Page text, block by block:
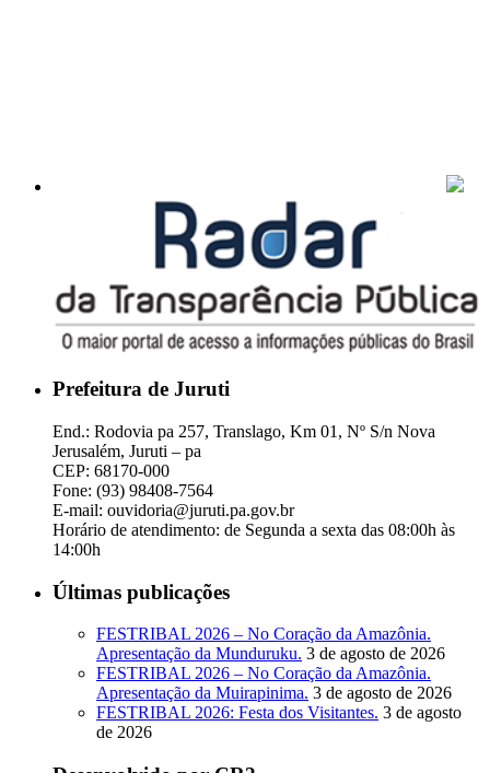
Prefeitura de Juruti
End.: Rodovia pa 257, Translago, Km 01, Nº S/n Nova
Jerusalém, Juruti – pa
CEP: 68170-000
Fone: (93) 98408-7564
E-mail: ouvidoria@juruti.pa.gov.br
Horário de atendimento: de Segunda a sexta das 08:00h às
14:00h
Últimas publicações
FESTRIBAL 2026 – No Coração da Amazônia.
Apresentação da Munduruku. 3 de agosto de 2026
FESTRIBAL 2026 – No Coração da Amazônia.
Apresentação da Muirapinima. 3 de agosto de 2026
FESTRIBAL 2026: Festa dos Visitantes. 3 de agosto
de 2026